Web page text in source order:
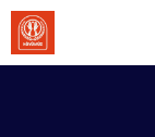
İçeriğe
atla